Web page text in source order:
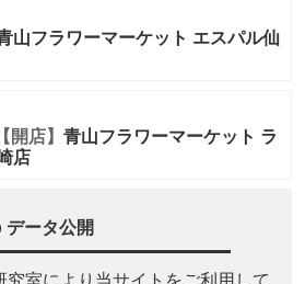
山フラワーマーケット エスパル仙
【開店】 青山フラワーマーケット ラ
店
ータ公開